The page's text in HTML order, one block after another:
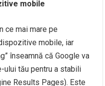
mobile
ce mai mare pe
mobile, iar
înseamnă că Google va
ului tău pentru a stabili
Results Pages). Este